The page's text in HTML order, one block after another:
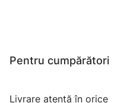
Pentru cumpărători
Livrare atentă în orice